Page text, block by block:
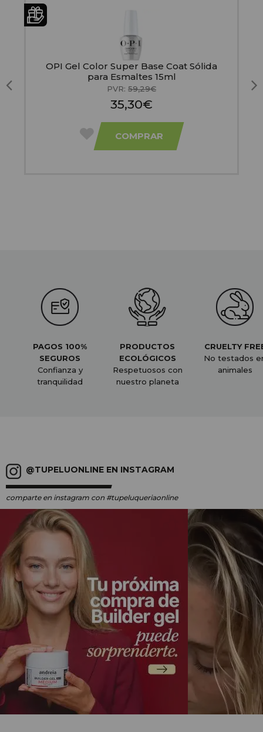
OPI Gel Color Super Base Coat Sólida
para Esmaltes 15ml
PVR: 59,29€
35,30€
COMPRAR
PAGOS 100%
SEGUROS
Confianza y
tranquilidad
PRODUCTOS
ECOLÓGICOS
Respetuosos con
nuestro planeta
CRUELTY
No testados
animales
@TUPELUONLINE EN INSTAGRAM
comparte en instagram con #tupeluqueriaonline